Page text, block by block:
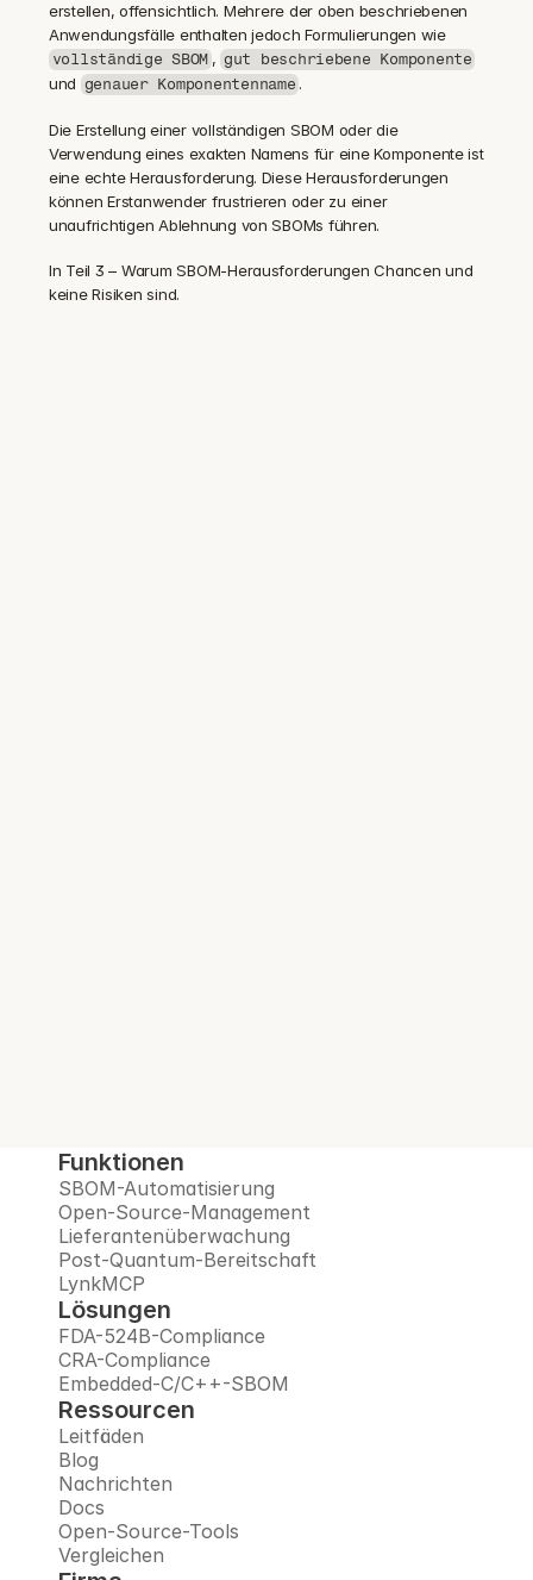
erstellen, offensichtlich. Mehrere der oben beschriebenen
Anwendungsfälle enthalten jedoch Formulierungen wie
vollständige SBOM, gut beschriebene Komponente
und genauer Komponentenname .
Die Erstellung einer vollständigen SBOM oder die
Verwendung eines exakten Namens für eine Komponente ist
eine echte Herausforderung. Diese Herausforderungen
können Erstanwender frustrieren oder zu einer
unaufrichtigen Ablehnung von SBOMs führen.
In Teil 3 – Warum SBOM-Herausforderungen Chancen und
keine Risiken sind.
Funktionen
SBOM-Automatisierung
Open-Source-Management
Lieferantenüberwachung
Post-Quantum-Bereitschaft
LynkMCP
Lösungen
FDA-524B-Compliance
CRA-Compliance
Embedded-C/C++-SBOM
Ressourcen
Leitfäden
Blog
Nachrichten
Docs
Open-Source-Tools
Vergleichen